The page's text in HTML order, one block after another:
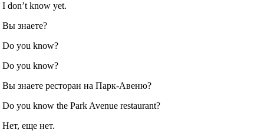
I don’t know yet.
Вы знаете?
Do you know?
Do you know?
Вы знаете ресторан на Парк-Авеню?
Do you know the Park Avenue restaurant?
Нет, еще нет.